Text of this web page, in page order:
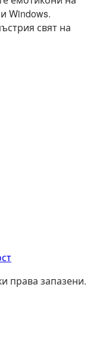
Windows.
свят на
права запазени.